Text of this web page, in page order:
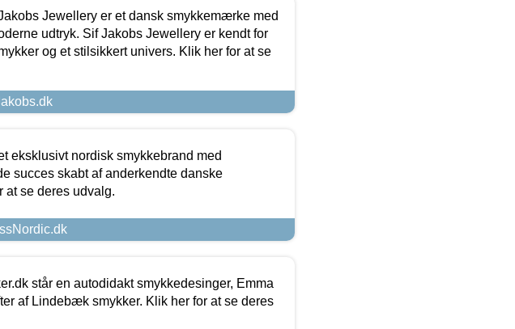
Jewellery er et dansk smykkemærke med
udtryk. Sif Jakobs Jewellery er kendt for
og et stilsikkert univers. Klik her for at se
eksklusivt nordisk smykkebrand med
succes skabt af anderkendte danske
at se deres udvalg.
står en autodidakt smykkedesinger, Emma
af Lindebæk smykker. Klik her for at se deres